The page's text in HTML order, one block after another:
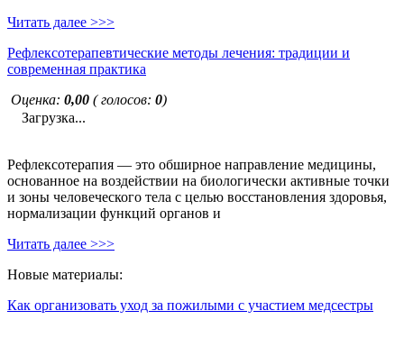
Читать далее >>>
Рефлексотерапевтические методы лечения: традиции и
современная практика
Оценка: 0,00 ( голосов: 0)
Загрузка...
Рефлексотерапия — это обширное направление медицины,
основанное на воздействии на биологически активные точки
и зоны человеческого тела с целью восстановления здоровья,
нормализации функций органов и
Читать далее >>>
Новые материалы:
Как организовать уход за пожилыми с участием медсестры